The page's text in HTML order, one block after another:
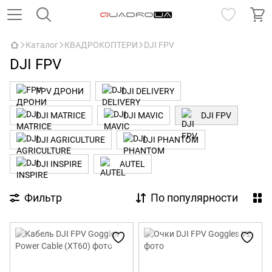
Каталог КВАДРОКОПТЕРИ DJI FPV
DJI FPV
FPV ДРОНИ DJI DELIVERY
DJI MATRICE DJI MAVIC DJI FPV
DJI AGRICULTURE DJI PHANTOM
DJI INSPIRE AUTEL
Фильтр По популярности